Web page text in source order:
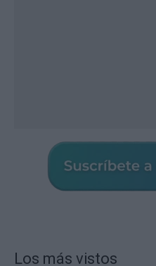
Los más vistos